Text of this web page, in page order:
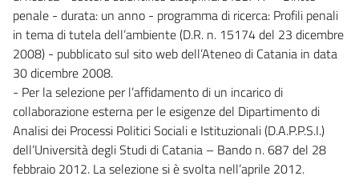
penale - durata: un anno - programma di ricerca: Profili penali
in tema di tutela dell’ambiente (D.R. n. 15174 del 23 dicembre
2008) - pubblicato sul sito web dell’Ateneo di Catania in data
30 dicembre 2008.
- Per la selezione per l’affidamento di un incarico di
collaborazione esterna per le esigenze del Dipartimento di
Analisi dei Processi Politici Sociali e Istituzionali (D.A.P.P.S.I.)
dell’Università degli Studi di Catania – Bando n. 687 del 28
febbraio 2012. La selezione si è svolta nell’aprile 2012.